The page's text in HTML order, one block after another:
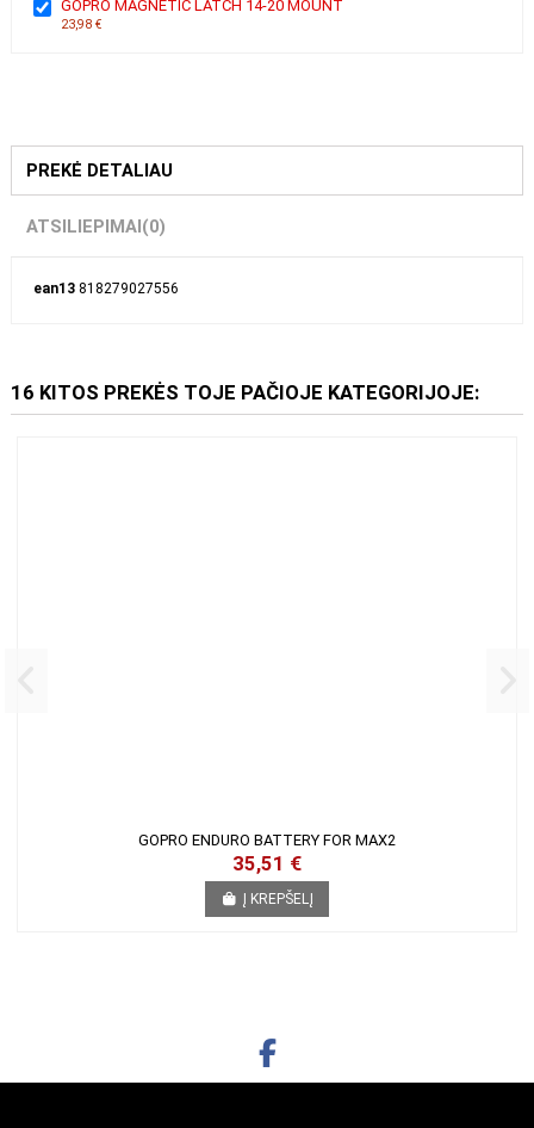
GOPRO FLOATY FOR HERO8 BLACK PROTECTIVE HOUSING
19,19 €
PREKĖ DETALIAU
GOPRO ENDURO BATTERY FOR MAX2
35,51 €